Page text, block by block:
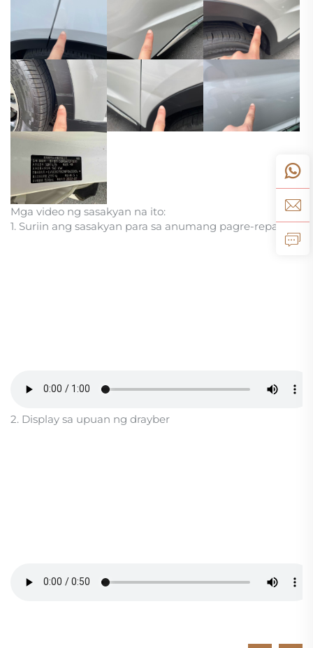
Mga video ng sasakyan na ito:
1. Suriin ang sasakyan para sa anumang pagre-repaint
2. Display sa upuan ng drayber